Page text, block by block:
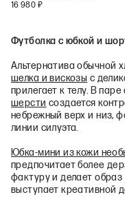
16 980 ₽
Футболка с юбкой и
Альтернатива обычной
шелка и вискозы с
прилегает к телу. В
шерсти создается
небрежный верх и низ,
линии силуэта.
Юбка-мини из кожи
предпочитает более
фактуру и делает образ
выступает креативной